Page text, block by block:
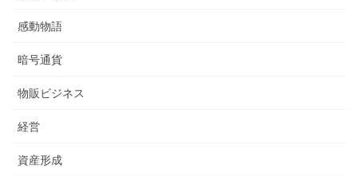
感動物語
暗号通貨
物販ビジネス
経営
資産形成